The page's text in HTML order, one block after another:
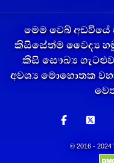
මෙම වෙබ්
කිසිසේත්ම වෛද්‍ය
කිසි සෞඛ්‍ය
අවශ්‍ය මොහොතක
© 2016 - 2024